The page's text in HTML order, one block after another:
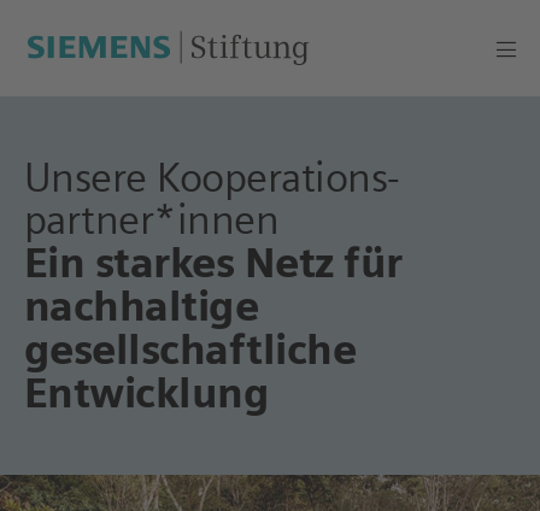
Unsere Kooperations­
partner*innen
Ein starkes Netz für
nachhaltige
gesellschaftliche
Entwicklung